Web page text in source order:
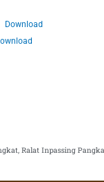
Download
Ralat Inpassing